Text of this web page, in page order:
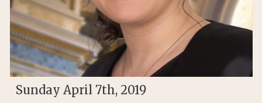
Sunday April 7th, 2019